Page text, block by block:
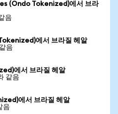
(Ondo Tokenized)에서 브라
음
에서 브라질 헤알
음
에서 브라질 헤알
같음
에서 브라질 헤알
음